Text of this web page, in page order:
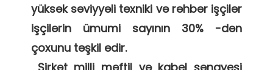
yüksək səviyyəli texniki və rəhbər işçilər
işçilərin ümumi sayının 30% -dən
çoxunu təşkil edir.